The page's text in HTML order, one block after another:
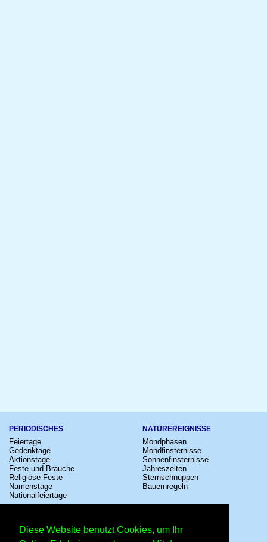
Diese Website benutzt Cookies, um Ihr
PERIODISCHES
Feiertage
Gedenktage
Aktionstage
Feste und Bräuche
Religiöse Feste
Namenstage
Nationalfeiertage
NATUREREIGNISSE
Mondphasen
Mondfinsternisse
Sonnenfinsternisse
Jahreszeiten
Sternschnuppen
Bauernregeln
Kinostarts
Sternzeichen